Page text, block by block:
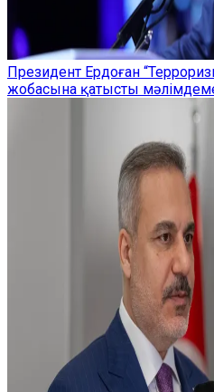
Президент Ердоған
жобасына қатысты